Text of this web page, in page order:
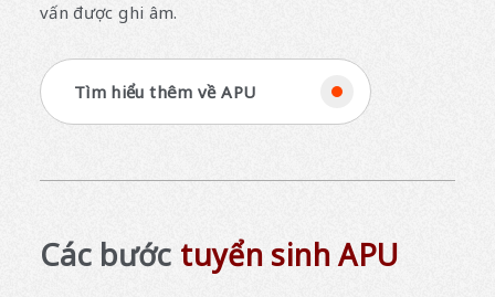
vấn được ghi âm.
Tìm hiểu thêm về APU
Các bước tuyển sinh APU